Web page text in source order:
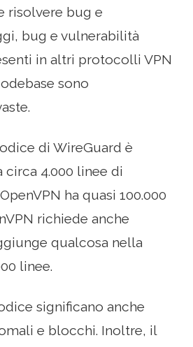
risolvere bug e
bug e vulnerabilità
in altri protocolli VPN
sono
di WireGuard è
circa 4.000 linee di
ha quasi 100.000
richiede anche
qualcosa nella
linee.
significano anche
e blocchi. Inoltre, il